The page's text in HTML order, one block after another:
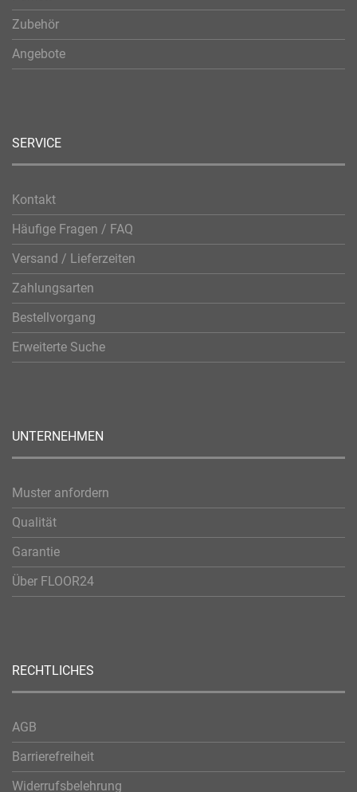
Zubehör
Angebote
SERVICE
Kontakt
Häufige Fragen / FAQ
Versand / Lieferzeiten
Zahlungsarten
Bestellvorgang
Erweiterte Suche
UNTERNEHMEN
Muster anfordern
Qualität
Garantie
Über FLOOR24
RECHTLICHES
AGB
Barrierefreiheit
Widerrufsbelehrung